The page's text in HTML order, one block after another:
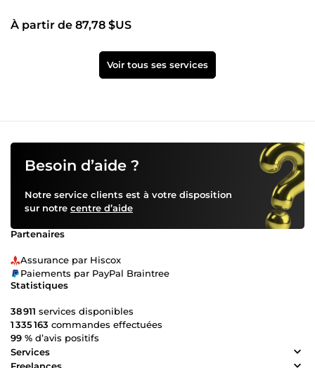
À partir de 87,78 $US
Voir tous ses services
Besoin d’aide ?
Notre service clients est à votre disposition
sur notre centre d’aide
Partenaires
Assurance par Hiscox
Paiements par PayPal Braintree
Statistiques
38 911 services disponibles
1 335 163 commandes effectuées
99 % d’avis positifs
Services